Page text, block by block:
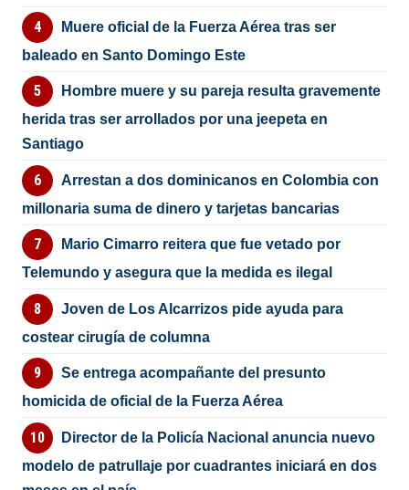
Muere oficial de la Fuerza Aérea tras ser
baleado en Santo Domingo Este
Hombre muere y su pareja resulta gravemente
herida tras ser arrollados por una jeepeta en
Santiago
Arrestan a dos dominicanos en Colombia con
millonaria suma de dinero y tarjetas bancarias
Mario Cimarro reitera que fue vetado por
Telemundo y asegura que la medida es ilegal
Joven de Los Alcarrizos pide ayuda para
costear cirugía de columna
Se entrega acompañante del presunto
homicida de oficial de la Fuerza Aérea
Director de la Policía Nacional anuncia nuevo
modelo de patrullaje por cuadrantes iniciará en dos